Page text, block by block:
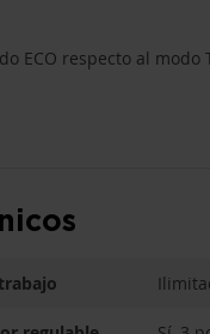
ECO respecto al modo